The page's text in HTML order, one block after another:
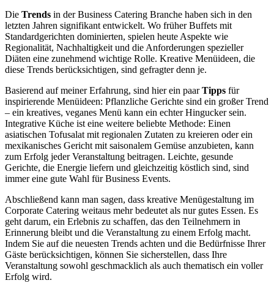
Die Trends in der Business Catering Branche haben sich in den
letzten Jahren signifikant entwickelt. Wo früher Buffets mit
Standardgerichten dominierten, spielen heute Aspekte wie
Regionalität, Nachhaltigkeit und die Anforderungen spezieller
Diäten eine zunehmend wichtige Rolle. Kreative Menüideen, die
diese Trends berücksichtigen, sind gefragter denn je.
Basierend auf meiner Erfahrung, sind hier ein paarTipps für
inspirierende Menüideen: Pflanzliche Gerichte sind ein großer Trend
– ein kreatives, veganes Menü kann ein echter Hingucker sein.
Integrative Küche ist eine weitere beliebte Methode: Einen
asiatischen Tofusalat mit regionalen Zutaten zu kreieren oder ein
mexikanisches Gericht mit saisonalem Gemüse anzubieten, kann
zum Erfolg jeder Veranstaltung beitragen. Leichte, gesunde
Gerichte, die Energie liefern und gleichzeitig köstlich sind, sind
immer eine gute Wahl für Business Events.
Abschließend kann man sagen, dass kreative Menügestaltung im
Corporate Catering weitaus mehr bedeutet als nur gutes Essen. Es
geht darum, ein Erlebnis zu schaffen, das den Teilnehmern in
Erinnerung bleibt und die Veranstaltung zu einem Erfolg macht.
Indem Sie auf die neuesten Trends achten und die Bedürfnisse Ihrer
Gäste berücksichtigen, können Sie sicherstellen, dass Ihre
Veranstaltung sowohl geschmacklich als auch thematisch ein voller
Erfolg wird.